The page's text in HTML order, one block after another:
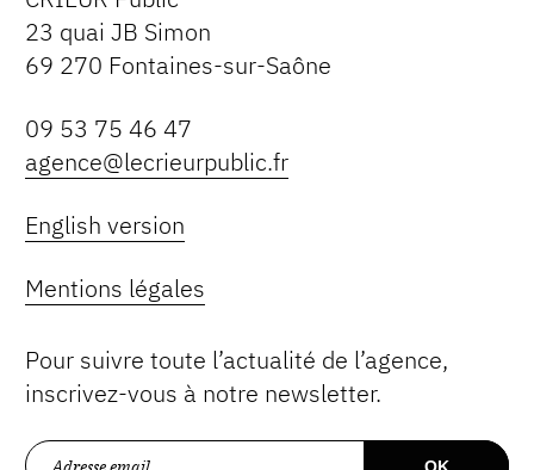
23 quai JB Simon
69 270 Fontaines-sur-Saône
09 53 75 46 47
agence@lecrieurpublic.fr
English version
Mentions légales
Pour suivre toute l’actualité de l’agence,
inscrivez-vous à notre newsletter.